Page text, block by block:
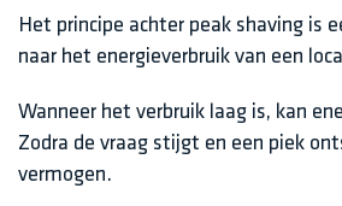
Het principe achter peak shaving is
naar het energieverbruik van een
Wanneer het verbruik laag is, kan
Zodra de vraag stijgt en een piek
vermogen.